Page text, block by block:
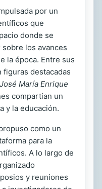
por un
que
donde se
los avances
la época. Entre sus
destacadas
José María Enrique
compartían un
y la educación.
como un
para la
A lo largo de
y reuniones